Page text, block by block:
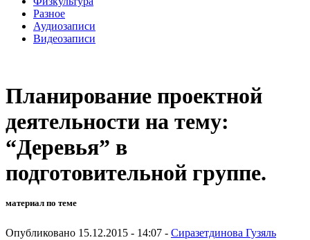
Разное
Аудиозаписи
Видеозаписи
Планирование проектной
деятельности на тему:
“Деревья” в
подготовительной группе.
материал по теме
Опубликовано 15.12.2015 - 14:07 - Сиразетдинова Гузяль